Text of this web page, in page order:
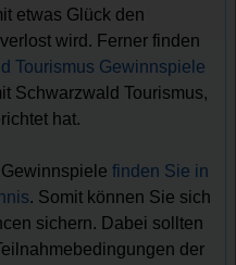
etwas Glück den
wird. Ferner finden
Tourismus Gewinnspiele
Schwarzwald Tourismus,
hat.
Gewinnspielefinden Sie in
. Somit können Sie sich
sichern. Dabei sollten
der